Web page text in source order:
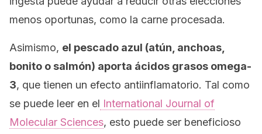
menos oportunas, como la carne procesada.
Asimismo, el pescado azul (atún, anchoas,
bonito o salmón) aporta ácidos grasos omega-
3, que tienen un efecto antiinflamatorio. Tal como
se puede leer en el International Journal of
Molecular Sciences, esto puede ser beneficioso